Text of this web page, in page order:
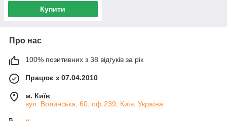
Купити
Про нас
100% позитивних з 38 відгуків за рік
Працює з 07.04.2010
м. Київ
вул. Волинська, 60, оф.239, Київ, Україна